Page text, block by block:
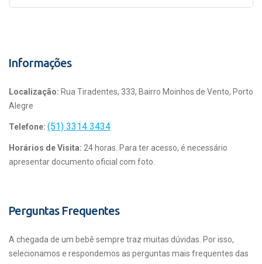
Informações
Localização: Rua Tiradentes, 333, Bairro Moinhos de Vento, Porto
Alegre
Telefone: (51) 3314 3434
Horários de Visita: 24 horas. Para ter acesso, é necessário
apresentar documento oficial com foto.
Perguntas Frequentes
A chegada de um bebê sempre traz muitas dúvidas. Por isso,
selecionamos e respondemos as perguntas mais frequentes das